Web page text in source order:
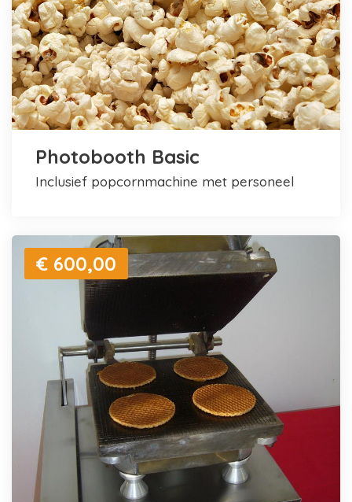
Photobooth Basic
inclusief popcornmachine met personeel
€ 600,00